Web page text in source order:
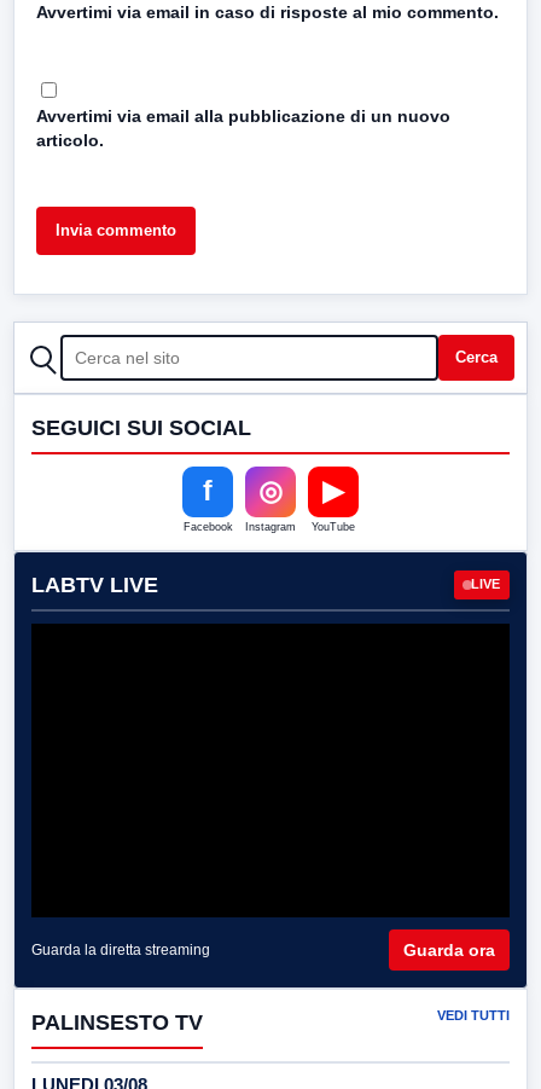
Avvertimi via email in caso di risposte al mio commento.
Avvertimi via email alla pubblicazione di un nuovo
articolo.
CERCA Cerca
SEGUICI SUI SOCIAL
f
Facebook
◎
Instagram
▶
YouTube
LABTV LIVE LIVE
Guarda la diretta streaming Guarda ora
PALINSESTO TV VEDI TUTTI
LUNEDI 03/08